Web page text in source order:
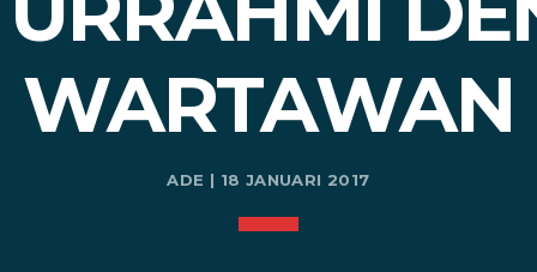
WARTAWAN
ADE | 18 JANUARI 2017